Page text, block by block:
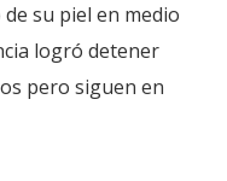
su piel en medio
logró detener
pero siguen en